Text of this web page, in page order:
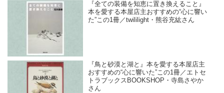
『全ての装備を知恵に置き換えること』
本を愛する本屋店主おすすめの“心に響い
た”この1冊／twililight・熊谷充紘さん
『鳥と砂漠と湖と』本を愛する本屋店主
おすすめの“心に響いた”この1冊／エトセ
トラブックスBOOKSHOP・寺島さやか
さん